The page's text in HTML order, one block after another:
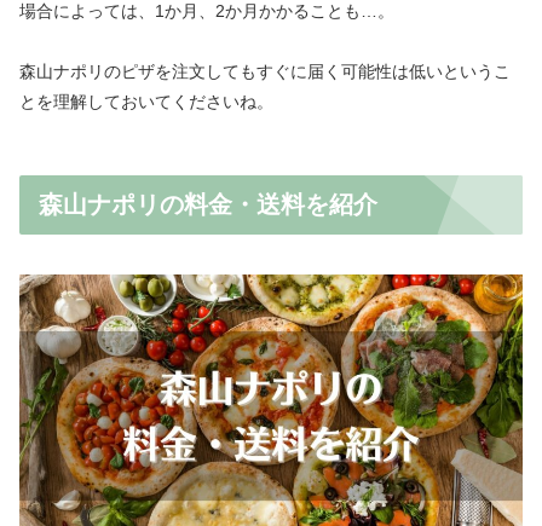
場合によっては、1か月、2か月かかることも…。
森山ナポリのピザを注文してもすぐに届く可能性は低いというこ
とを理解しておいてくださいね。
森山ナポリの料金・送料を紹介